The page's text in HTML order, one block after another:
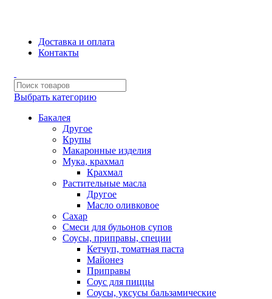
Доставка и оплата
Контакты
Выбрать категорию
Бакалея
Другое
Крупы
Макаронные изделия
Мука, крахмал
Крахмал
Растительные масла
Другое
Масло оливковое
Сахар
Смеси для бульонов супов
Соусы, приправы, специи
Кетчуп, томатная паста
Майонез
Приправы
Соус для пиццы
Соусы, уксусы бальзамические